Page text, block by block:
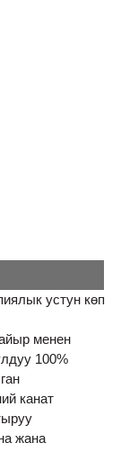
устун көп
менен
100%
канат
жана